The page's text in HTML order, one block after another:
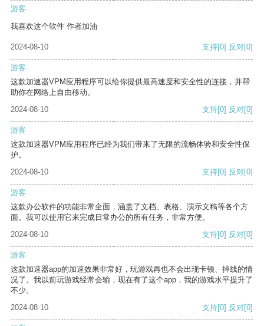
游客
我喜欢这个软件 作者加油
2024-08-10 支持[0] 反对[0]
游客
这款加速器VPM应用程序可以给你提供最高速度和安全性的连接，并帮
助你在网络上自由移动。
2024-08-10
支持[0] 反对[0]
游客
这款加速器VPM应用程序已经为我们带来了无限的流畅体验和安全性保
护。
2024-08-10
支持[0] 反对[0]
游客
这款办公软件的功能非常全面，涵盖了文档、表格、演示文稿等各个方
面。我可以使用它来完成日常办公的所有任务，非常方便。
2024-08-10
支持[0] 反对[0]
游客
这款加速器app的加速效果非常好，玩游戏再也不会出现卡顿、掉线的情
况了。我以前玩游戏经常会输，现在有了这个app，我的游戏水平提升了
不少。
2024-08-10
支持[0] 反对[0]